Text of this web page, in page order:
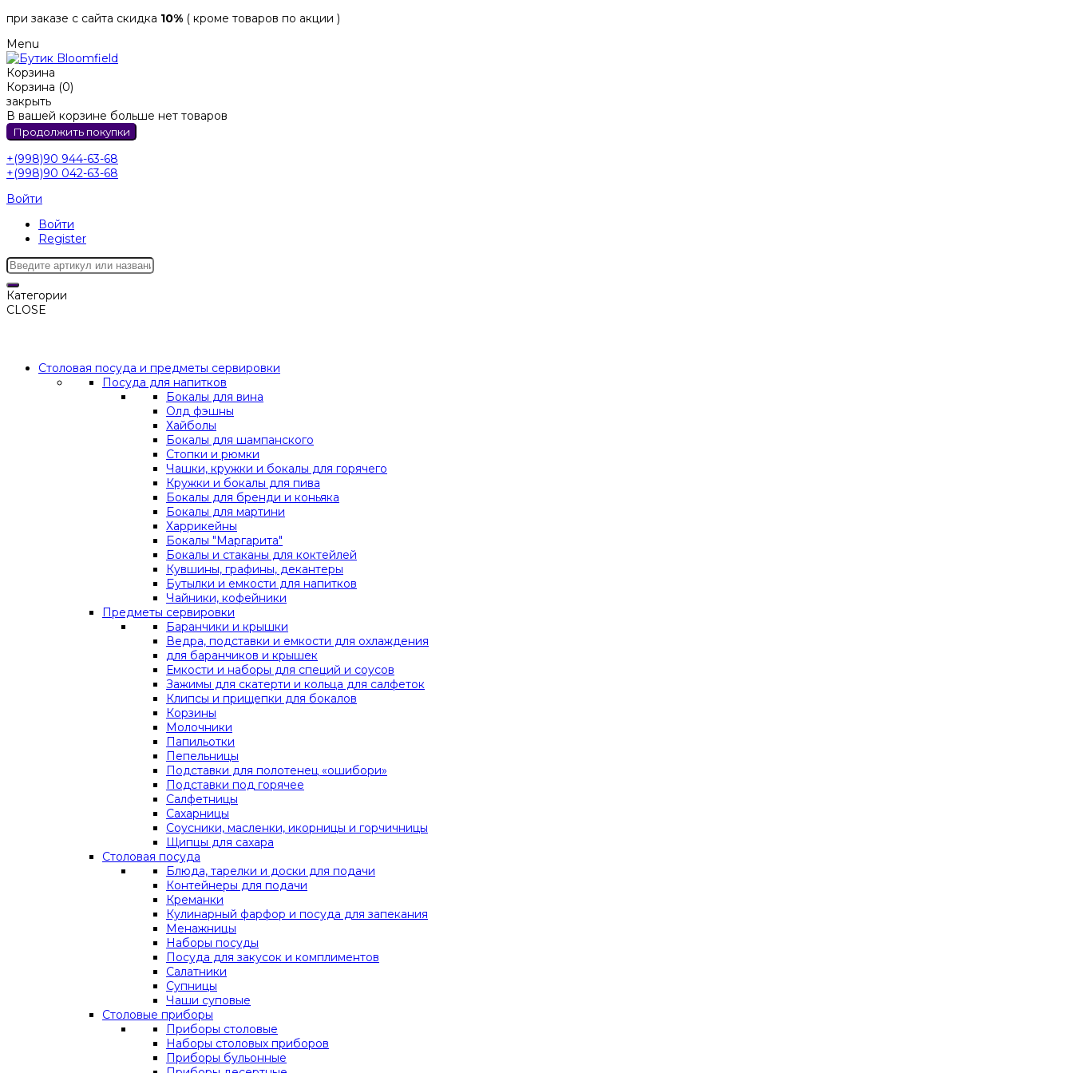
при заказе с сайта скидка 10% ( кроме товаров по акции )
Menu
Корзина
Корзина (0)
закрыть
В вашей корзине больше нет товаров
Продолжить покупки
+(998)90 944-63-68
+(998)90 042-63-68
Войти
Войти
Register
Категории
CLOSE
Столовая посуда и предметы сервировки
Посуда для напитков
Бокалы для вина
Олд фэшны
Хайболы
Бокалы для шампанского
Стопки и рюмки
Чашки, кружки и бокалы для горячего
Кружки и бокалы для пива
Бокалы для бренди и коньяка
Бокалы для мартини
Харрикейны
Бокалы "Маргарита"
Бокалы и стаканы для коктейлей
Кувшины, графины, декантеры
Бутылки и емкости для напитков
Чайники, кофейники
Предметы сервировки
Баранчики и крышки
Ведра, подставки и емкости для охлаждения
для баранчиков и крышек
Емкости и наборы для специй и соусов
Зажимы для скатерти и кольца для салфеток
Клипсы и прищепки для бокалов
Корзины
Молочники
Папильотки
Пепельницы
Подставки для полотенец «ошибори»
Подставки под горячее
Салфетницы
Сахарницы
Соусники, масленки, икорницы и горчичницы
Щипцы для сахара
Столовая посуда
Блюда, тарелки и доски для подачи
Контейнеры для подачи
Креманки
Кулинарный фарфор и посуда для запекания
Менажницы
Наборы посуды
Посуда для закусок и комплиментов
Салатники
Супницы
Чаши суповые
Столовые приборы
Приборы столовые
Наборы столовых приборов
Приборы бульонные